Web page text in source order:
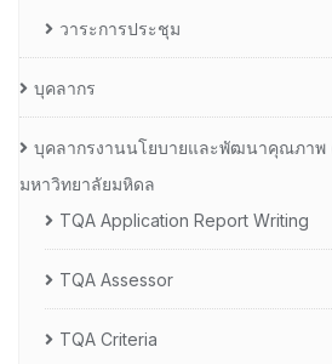
วาระการประชุม
บุคลากร
บุคลากรงานนโยบายและพัฒนาคุณภาพ
มหาวิทยาลัยมหิดล
TQA Application Report Writing
TQA Assessor
TQA Criteria